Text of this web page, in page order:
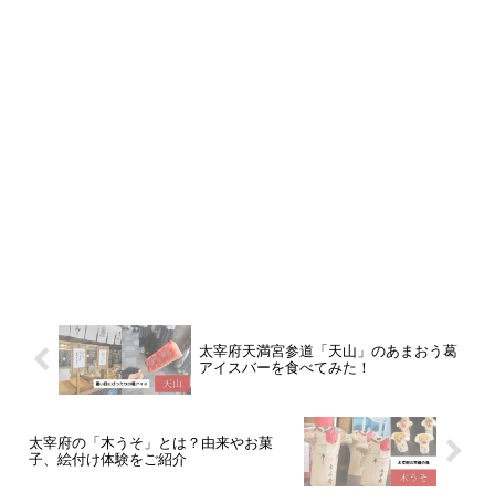
太宰府天満宮参道「天山」のあまおう葛
アイスバーを食べてみた！
太宰府の「木うそ」とは？由来やお菓
子、絵付け体験をご紹介